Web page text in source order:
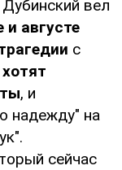
вел
и августе
с
хотят
, и
надежду" на
сейчас